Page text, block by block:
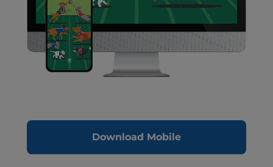
Download Mobile